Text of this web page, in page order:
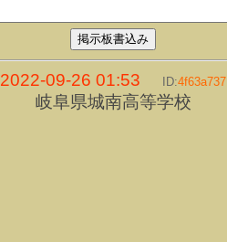
2022-09-26 01:53 ID:4f63a737
岐阜県城南高等学校